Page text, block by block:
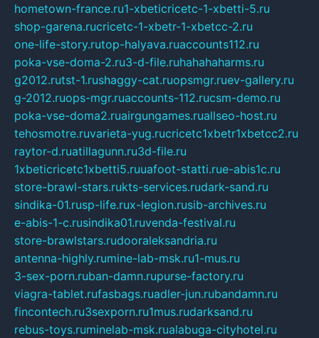
hometown-france.ru1-xbeticricetc-1-xbetti-5.ru
shop-garena.rucricetc-1-xbetr-1-xbetcc-2.ru
one-life-story.rutop-halyava.ruaccounts112.ru
poka-vse-doma-2.ru3-d-file.ruhahahaharms.ru
g2012.rutst-1.rushaggy-cat.ruopsmgr.ruev-gallery.ru
g-2012.ruops-mgr.ruaccounts-112.rucsm-demo.ru
poka-vse-doma2.ruairgungames.ruallseo-host.ru
tehosmotre.ruvarieta-yug.rucricetc1xbetr1xbetcc2.ru
raytor-d.ruatillagunn.ru3d-file.ru
1xbeticricetc1xbetti5.ruuafoot-statti.rue-abis1c.ru
store-brawl-stars.rukts-services.rudark-sand.ru
sindika-01.rusp-life.rux-legion.rusib-archives.ru
e-abis-1-c.rusindika01.ruvenda-festival.ru
store-brawlstars.rudooraleksandria.ru
antenna-highly.rumine-lab-msk.ru1-mus.ru
3-sex-porn.ruban-damn.rupurse-factory.ru
viagra-tablet.rufasbags.ruadler-jun.rubandamn.ru
fincontech.ru3sexporn.ru1mus.rudarksand.ru
rebus-toys.ruminelab-msk.rualabuga-cityhotel.ru